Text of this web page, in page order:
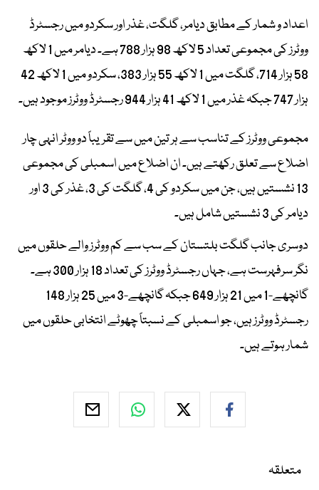
اعداد و شمار کے مطابق دیامر، گلگت، غذر اور سکردو میں رجسٹرڈ
ووٹرز کی مجموعی تعداد 5 لاکھ 98 ہزار 788 ہے۔ دیامر میں 1 لاکھ
58 ہزار 714، گلگت میں 1 لاکھ 55 ہزار 383، سکردو میں 1 لاکھ 42
ہزار 747 جبکہ غذر میں 1 لاکھ 41 ہزار 944 رجسٹرڈ ووٹرز موجود ہیں۔
مجموعی ووٹرز کے تناسب سے ہر تین میں سے تقریباً دو ووٹر انہی چار
اضلاع سے تعلق رکھتے ہیں۔ ان اضلاع میں اسمبلی کی مجموعی
13 نشستیں ہیں، جن میں سکردو کی 4، گلگت کی 3، غذر کی 3 اور
دیامر کی 3 نشستیں شامل ہیں۔
دوسری جانب گلگت بلتستان کے سب سے کم ووٹرز والے حلقوں میں
نگر سرفہرست ہے، جہاں رجسٹرڈ ووٹرز کی تعداد 18 ہزار 300 ہے۔
گانچھے-1 میں 21 ہزار 649 جبکہ گانچھے-3 میں 25 ہزار 148
رجسٹرڈ ووٹرز ہیں، جو اسمبلی کے نسبتاً چھوٹے انتخابی حلقوں میں
شمار ہوتے ہیں۔
متعلقہ